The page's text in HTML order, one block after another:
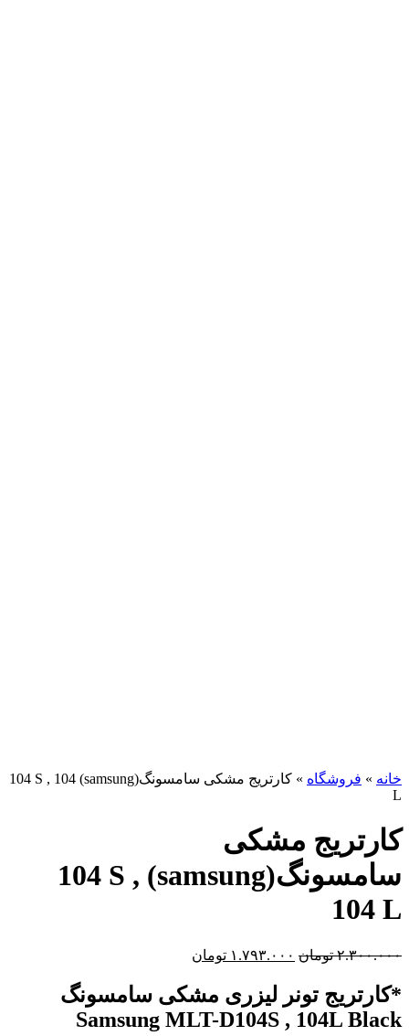
خانه » فروشگاه »
کارتریج مشکی سامسونگ(samsung) 104 S , 104
L
کارتریج مشکی
سامسونگ(samsung) 104 S ,
104 L
۲.۳۰۰.۰۰۰ تومان ۱.۷۹۳.۰۰۰ تومان
*کارتریج تونر لیزری مشکی سامسونگ
Samsung MLT-D104S , 104L Black